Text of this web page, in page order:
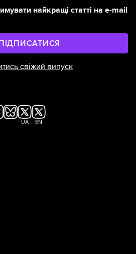
найкращі статті на e-mail
свіжий випуск
UA EN